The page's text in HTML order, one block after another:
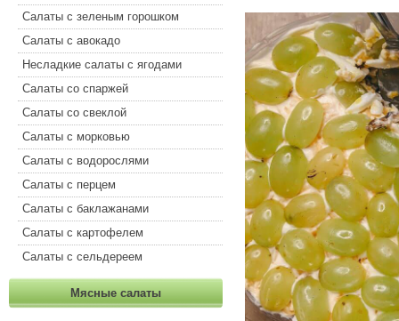
Салаты с зеленым горошком
Салаты с авокадо
Несладкие салаты с ягодами
Салаты со спаржей
Салаты со свеклой
Салаты с морковью
Салаты с водорослями
Салаты с перцем
Салаты с баклажанами
Салаты с картофелем
Салаты с сельдереем
Мясные салаты